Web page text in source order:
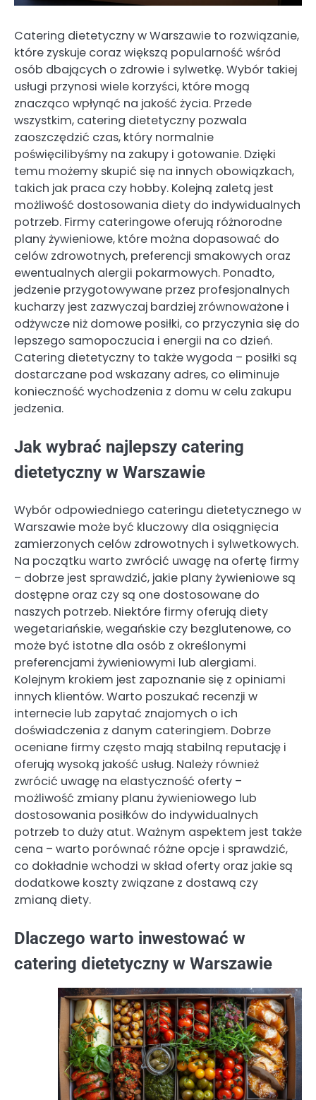
Catering dietetyczny w Warszawie to rozwiązanie,
które zyskuje coraz większą popularność wśród
osób dbających o zdrowie i sylwetkę. Wybór takiej
usługi przynosi wiele korzyści, które mogą
znacząco wpłynąć na jakość życia. Przede
wszystkim, catering dietetyczny pozwala
zaoszczędzić czas, który normalnie
poświęcilibyśmy na zakupy i gotowanie. Dzięki
temu możemy skupić się na innych obowiązkach,
takich jak praca czy hobby. Kolejną zaletą jest
możliwość dostosowania diety do indywidualnych
potrzeb. Firmy cateringowe oferują różnorodne
plany żywieniowe, które można dopasować do
celów zdrowotnych, preferencji smakowych oraz
ewentualnych alergii pokarmowych. Ponadto,
jedzenie przygotowywane przez profesjonalnych
kucharzy jest zazwyczaj bardziej zrównoważone i
odżywcze niż domowe posiłki, co przyczynia się do
lepszego samopoczucia i energii na co dzień.
Catering dietetyczny to także wygoda – posiłki są
dostarczane pod wskazany adres, co eliminuje
konieczność wychodzenia z domu w celu zakupu
jedzenia.
Jak wybrać najlepszy catering
dietetyczny w Warszawie
Wybór odpowiedniego cateringu dietetycznego w
Warszawie może być kluczowy dla osiągnięcia
zamierzonych celów zdrowotnych i sylwetkowych.
Na początku warto zwrócić uwagę na ofertę firmy
– dobrze jest sprawdzić, jakie plany żywieniowe są
dostępne oraz czy są one dostosowane do
naszych potrzeb. Niektóre firmy oferują diety
wegetariańskie, wegańskie czy bezglutenowe, co
może być istotne dla osób z określonymi
preferencjami żywieniowymi lub alergiami.
Kolejnym krokiem jest zapoznanie się z opiniami
innych klientów. Warto poszukać recenzji w
internecie lub zapytać znajomych o ich
doświadczenia z danym cateringiem. Dobrze
oceniane firmy często mają stabilną reputację i
oferują wysoką jakość usług. Należy również
zwrócić uwagę na elastyczność oferty –
możliwość zmiany planu żywieniowego lub
dostosowania posiłków do indywidualnych
potrzeb to duży atut. Ważnym aspektem jest także
cena – warto porównać różne opcje i sprawdzić,
co dokładnie wchodzi w skład oferty oraz jakie są
dodatkowe koszty związane z dostawą czy
zmianą diety.
Dlaczego warto inwestować w
catering dietetyczny w Warszawie